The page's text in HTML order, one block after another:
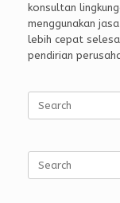
konsultan
menggunakan
lebih cepat
pendirian
for:
for: